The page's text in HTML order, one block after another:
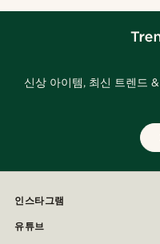
신상 아이템, 최신 트렌드
인스타그램
유튜브